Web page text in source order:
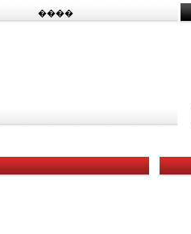
����